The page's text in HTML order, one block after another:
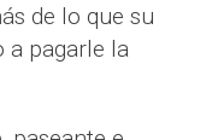
de lo que su
a pagarle la